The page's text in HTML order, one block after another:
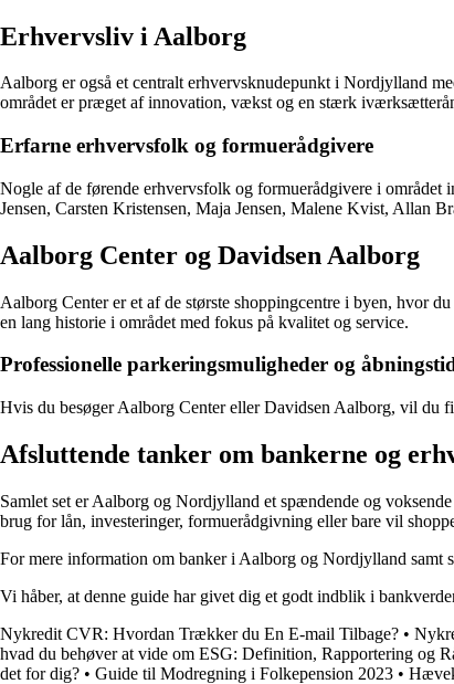
Erhvervsliv i Aalborg
Aalborg er også et centralt erhvervsknudepunkt i Nordjylland
området er præget af innovation, vækst og en stærk
Erfarne erhvervsfolk og formuerådgivere
Nogle af de førende erhvervsfolk og formuerådgivere i
Jensen, Carsten Kristensen, Maja Jensen, Malene Kvist, Allan
Aalborg Center og Davidsen Aalborg
Aalborg Center er et af de største shoppingcentre i byen, hvor
en lang historie i området med fokus på kvalitet og service.
Professionelle parkeringsmuligheder og
Hvis du besøger Aalborg Center eller Davidsen Aalborg, vil du
Afsluttende tanker om bankerne og
Samlet set er Aalborg og Nordjylland et spændende og
brug for lån, investeringer, formuerådgivning eller bare vil
For mere information om banker i Aalborg og Nordjylland samt
Vi håber, at denne guide har givet dig et godt indblik i
Nykredit CVR: Hvordan Trækker du En E-mail Tilbage? •
hvad du behøver at vide om ESG: Definition, Rapportering og
det for dig? • Guide til Modregning i Folkepension 2023 •